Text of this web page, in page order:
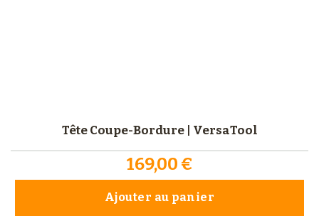
Tête Coupe-Bordure | VersaTool
169,00 €
Ajouter au panier